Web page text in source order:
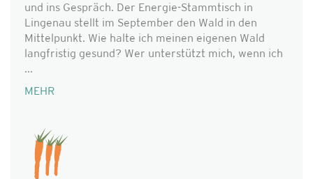
und ins Gespräch. Der Energie-Stammtisch in
Lingenau stellt im September den Wald in den
Mittelpunkt. Wie halte ich meinen eigenen Wald
langfristig gesund? Wer unterstützt mich, wenn ich
...
MEHR